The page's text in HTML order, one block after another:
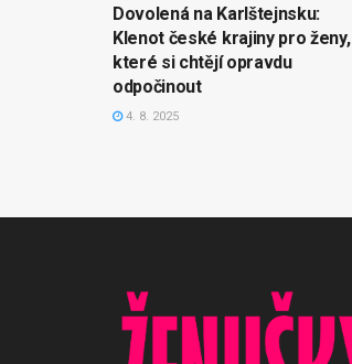
Dovolená na Karlštejnsku:
Klenot české krajiny pro ženy,
které si chtějí opravdu
odpočinout
4. 8. 2025